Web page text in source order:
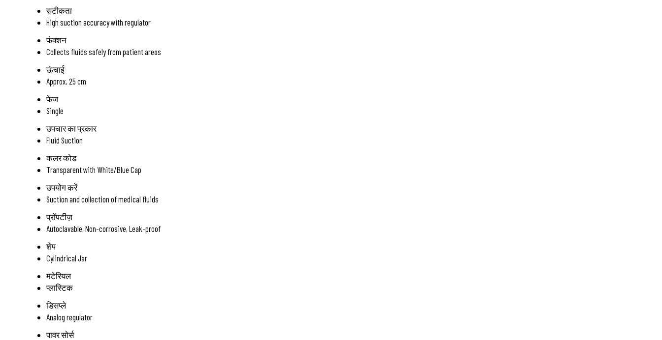
सटीकता
High suction accuracy with regulator
फंक्शन
Collects fluids safely from patient areas
ऊंचाई
Approx. 25 cm
फेज
Single
उपचार का प्रकार
Fluid Suction
कलर कोड
Transparent with White/Blue Cap
उपयोग करें
Suction and collection of medical fluids
प्रॉपर्टीज़
Autoclavable, Non-corrosive, Leak-proof
शेप
Cylindrical Jar
मटेरियल
प्लास्टिक
डिसप्ले
Analog regulator
पावर सोर्स